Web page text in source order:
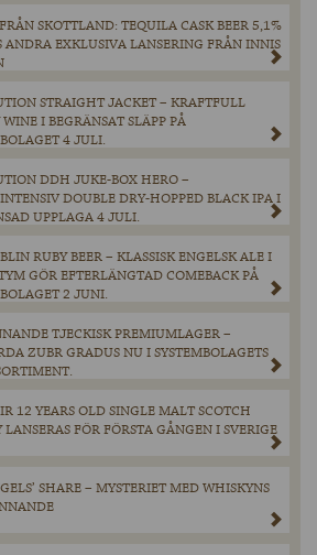
SKOTTLAND: TEQUILA CASK BEER 5,1%
ANDRA EXKLUSIVA LANSERING FRÅN INNIS
STRAIGHT JACKET – KRAFTFULL
I BEGRÄNSAT SLÄPP PÅ
4 JULI.
DDH JUKE-BOX HERO –
DOUBLE DRY-HOPPED BLACK IPA I
UPPLAGA 4 JULI.
RUBY BEER – KLASSISK ENGELSK ALE I
GÖR EFTERLÄNGTAD COMEBACK PÅ
2 JUNI.
TJECKISK PREMIUMLAGER –
ZUBR GRADUS NU I SYSTEMBOLAGETS
12 YEARS OLD SINGLE MALT SCOTCH
LANSERAS FÖR FÖRSTA GÅNGEN I SVERIGE
SHARE – MYSTERIET MED WHISKYNS